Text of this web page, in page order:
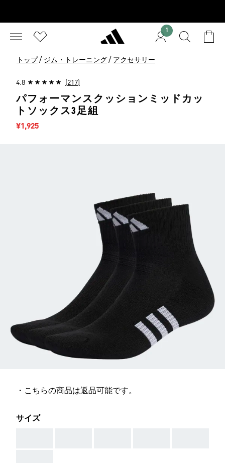
1
トップ / ジム・トレーニング / アクセサリー
4.8 (217)
パフォーマンスクッションミッドカッ
トソックス3足組
セール価格
¥1,925
・こちらの商品は返品可能です。
サイズ